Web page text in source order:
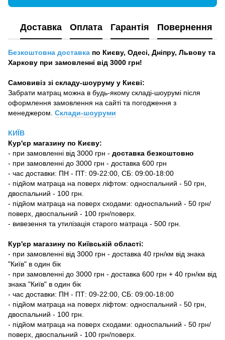
Доставка Оплата Гарантія Повернення
Безкоштовна доставка по Києву, Одесі, Дніпру, Львову та
Харкову при замовленні від 3000 грн!
Самовивіз зі складу-шоуруму у Києві:
Забрати матрац можна в будь-якому складі-шоурумі після
оформлення замовлення на сайті та погодження з
менеджером. Склади-шоуруми
КИЇВ
Кур'єр магазину по Києву:
- при замовленні від 3000 грн - доставка безкоштовно
- при замовленні до 3000 грн - доставка 600 грн
- час доставки: ПН - ПТ: 09-22:00, СБ: 09:00-18:00
- підйом матраца на поверх ліфтом: односпальний - 50 грн,
двоспальний - 100 грн.
- підйом матраца на поверх сходами: односпальний - 50 грн/
поверх, двоспальний - 100 грн/поверх.
- вивезення та утилізація старого матраца - 500 грн.
Кур'єр магазину по Київській області:
- при замовленні від 3000 грн - доставка 40 грн/км від знака
"Київ" в один бік
- при замовленні до 3000 грн - доставка 600 грн + 40 грн/км від
знака "Київ" в один бік
- час доставки: ПН - ПТ: 09-22:00, СБ: 09:00-18:00
- підйом матраца на поверх ліфтом: односпальний - 50 грн,
двоспальний - 100 грн.
- підйом матраца на поверх сходами: односпальний - 50 грн/
поверх, двоспальний - 100 грн/поверх.